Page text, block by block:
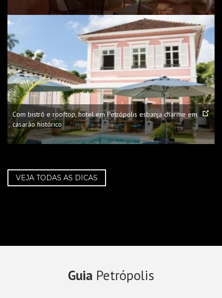
Com bistrô e rooftop, hotel em Petrópolis esbanja charme em
casarão histórico
VEJA TODAS AS DICAS
Guia Petrópolis